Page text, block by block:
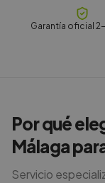
Garantía oficial
Por qué
Málaga
Servicio